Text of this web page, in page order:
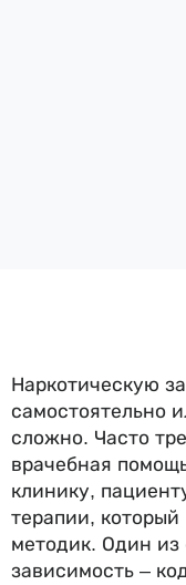
Наркотическую
самостоятельно
сложно. Часто
врачебная
клинику,
терапии,
методик. Один из
зависимость –